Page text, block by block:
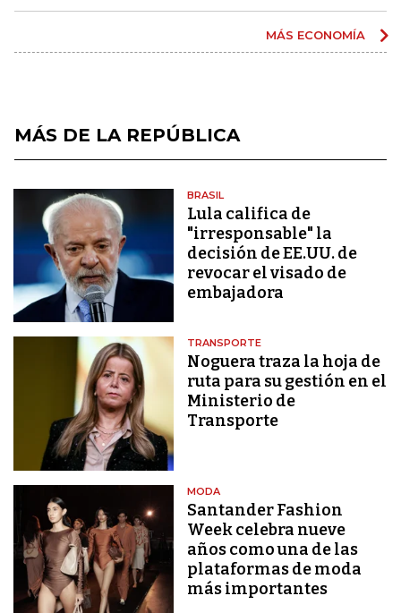
MÁS ECONOMÍA
MÁS DE LA REPÚBLICA
BRASIL
Lula califica de
"irresponsable" la
decisión de EE.UU. de
revocar el visado de
embajadora
TRANSPORTE
Noguera traza la hoja de
ruta para su gestión en el
Ministerio de
Transporte
MODA
Santander Fashion
Week celebra nueve
años como una de las
plataformas de moda
más importantes